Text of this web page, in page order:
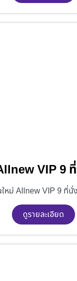
VIP 9
ใหม่ Allnew VIP 9 ที่นั่
ดูรายละเอียด